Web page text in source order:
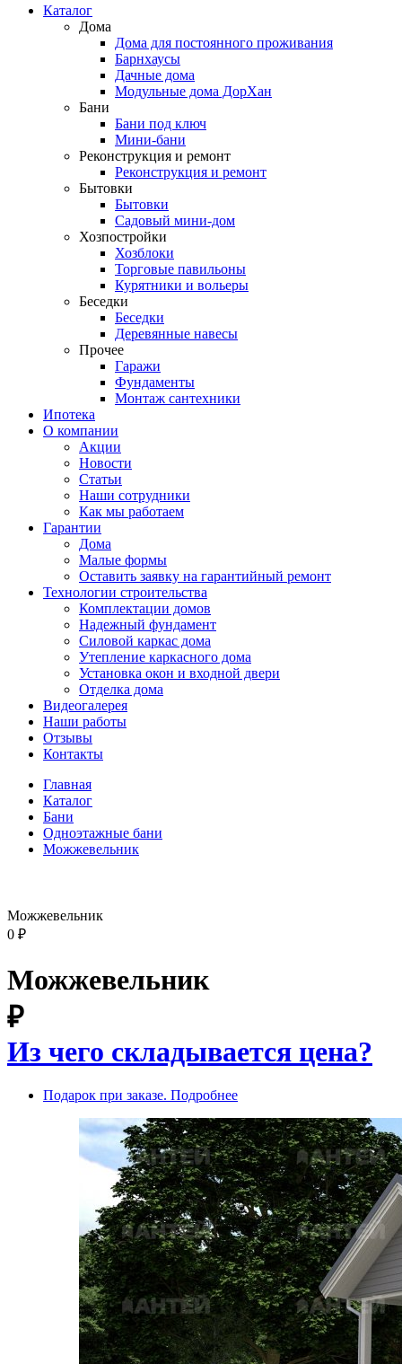
Каталог
Дома
Дома для постоянного проживания
Барнхаусы
Дачные дома
Модульные дома ДорХан
Бани
Бани под ключ
Мини-бани
Реконструкция и ремонт
Реконструкция и ремонт
Бытовки
Бытовки
Садовый мини-дом
Хозпостройки
Хозблоки
Торговые павильоны
Курятники и вольеры
Беседки
Беседки
Деревянные навесы
Прочее
Гаражи
Фундаменты
Монтаж сантехники
Ипотека
О компании
Акции
Новости
Статьи
Наши сотрудники
Как мы работаем
Гарантии
Дома
Малые формы
Оставить заявку на гарантийный ремонт
Технологии строительства
Комплектации домов
Надежный фундамент
Силовой каркас дома
Утепление каркасного дома
Установка окон и входной двери
Отделка дома
Видеогалерея
Наши работы
Отзывы
Контакты
Главная
Каталог
Бани
Одноэтажные бани
Можжевельник
Можжевельник
0 ₽
Можжевельник
₽
Из чего складывается цена?
Подарок при заказе. Подробнее